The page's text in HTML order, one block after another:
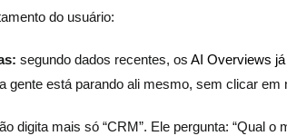
do usuário:
segundo dados recentes, os AI Overviews
gente está parando ali mesmo, sem clicar em
digita mais só “CRM”. Ele pergunta: “Qual